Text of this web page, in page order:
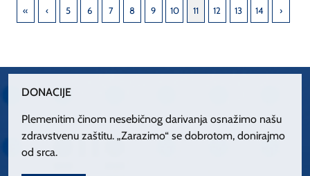
5 6 7 8 9 10 11 12 13 14
DONACIJE
Plemenitim činom nesebičnog darivanja osnažimo našu
zdravstvenu zaštitu. „Zarazimo“ se dobrotom, donirajmo
od srca.